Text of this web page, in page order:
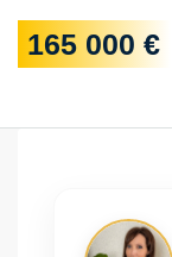
165 000 €